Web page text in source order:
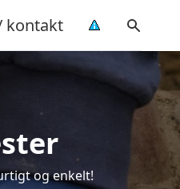
kontakt
og enkelt!